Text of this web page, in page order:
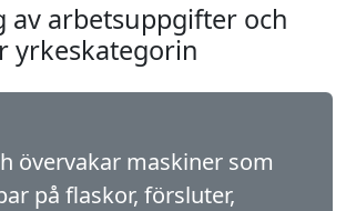
av arbetsuppgifter och
yrkeskategorin
övervakar maskiner som
på flas­kor, försluter,